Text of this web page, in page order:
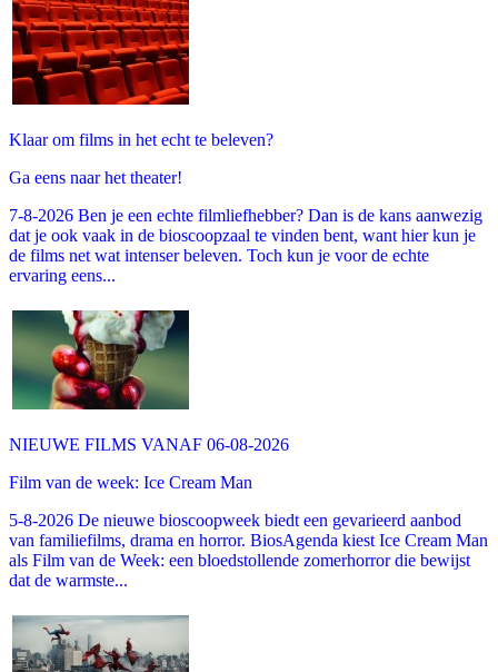
Klaar om films in het echt te beleven?
Ga eens naar het theater!
7-8-2026 Ben je een echte filmliefhebber? Dan is de kans aanwezig
dat je ook vaak in de bioscoopzaal te vinden bent, want hier kun je
de films net wat intenser beleven. Toch kun je voor de echte
ervaring eens...
NIEUWE FILMS VANAF 06-08-2026
Film van de week: Ice Cream Man
5-8-2026 De nieuwe bioscoopweek biedt een gevarieerd aanbod
van familiefilms, drama en horror. BiosAgenda kiest Ice Cream Man
als Film van de Week: een bloedstollende zomerhorror die bewijst
dat de warmste...